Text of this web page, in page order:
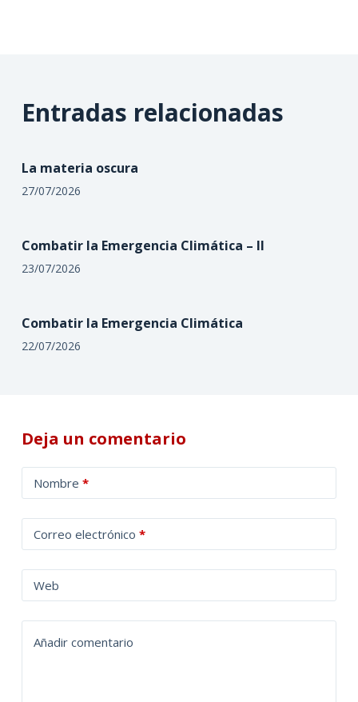
Entradas relacionadas
La materia oscura
27/07/2026
Combatir la Emergencia Climática – II
23/07/2026
Combatir la Emergencia Climática
22/07/2026
Deja un comentario
Nombre *
Correo electrónico *
Web
Añadir comentario
l
t
a
t